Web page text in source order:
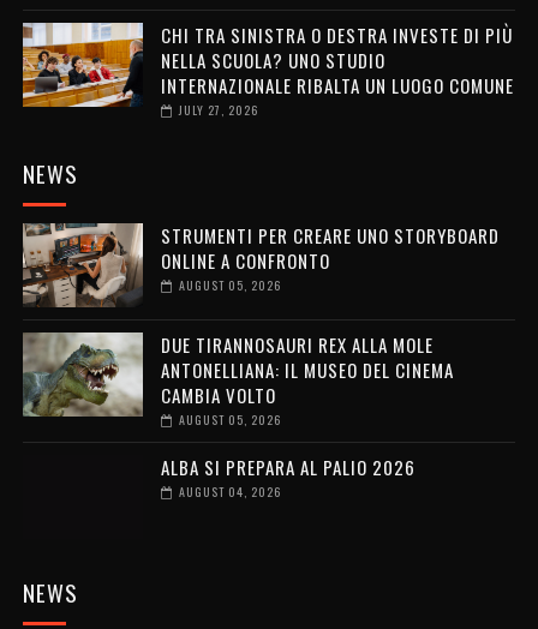
CHI TRA SINISTRA O DESTRA INVESTE DI PIÙ
NELLA SCUOLA? UNO STUDIO
INTERNAZIONALE RIBALTA UN LUOGO COMUNE
JULY 27, 2026
NEWS
STRUMENTI PER CREARE UNO STORYBOARD
ONLINE A CONFRONTO
AUGUST 05, 2026
DUE TIRANNOSAURI REX ALLA MOLE
ANTONELLIANA: IL MUSEO DEL CINEMA
CAMBIA VOLTO
AUGUST 05, 2026
ALBA SI PREPARA AL PALIO 2026
AUGUST 04, 2026
NEWS